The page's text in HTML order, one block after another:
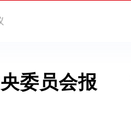
委员会报